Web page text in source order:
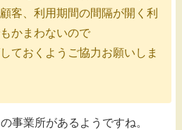
、利用期間の間隔が開く利
かまわないので
ておくようご協力お願いしま
事業所があるようですね。